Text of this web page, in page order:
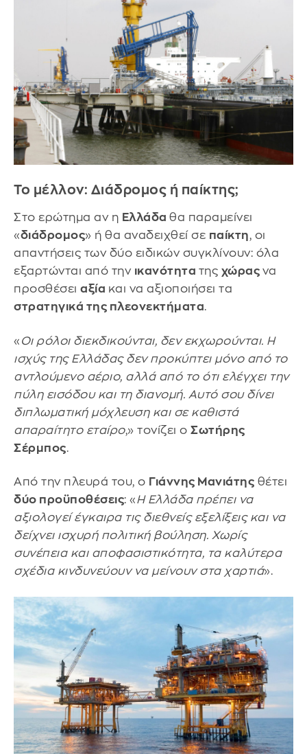
Το μέλλον: Διάδρομος ή παίκτης;
Στο ερώτημα αν η Ελλάδα θα παραμείνει
«διάδρομος» ή θα αναδειχθεί σε παίκτη, οι
απαντήσεις των δύο ειδικών συγκλίνουν: όλα
εξαρτώνται από την ικανότητα της χώρας να
προσθέσει αξία και να αξιοποιήσει τα
στρατηγικά της πλεονεκτήματα.
« Οι ρόλοι διεκδικούνται, δεν εκχωρούνται. Η
ισχύς της Ελλάδας δεν προκύπτει μόνο από το
αντλούμενο αέριο, αλλά από το ότι ελέγχει την
πύλη εισόδου και τη διανομή. Αυτό σου δίνει
διπλωματική μόχλευση και σε καθιστά
απαραίτητο εταίρο,» τονίζει ο Σωτήρης
Σέρμπος.
Από την πλευρά του, ο Γιάννης Μανιάτης θέτει
δύο προϋποθέσεις: «Η Ελλάδα πρέπει να
αξιολογεί έγκαιρα τις διεθνείς εξελίξεις και να
δείχνει ισχυρή πολιτική βούληση. Χωρίς
συνέπεια και αποφασιστικότητα, τα καλύτερα
σχέδια κινδυνεύουν να μείνουν στα χαρτιά».